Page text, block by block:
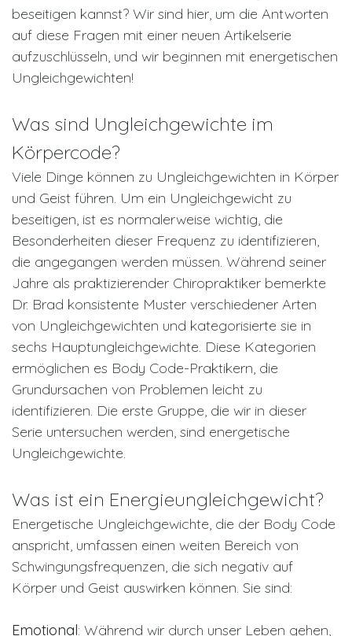
beseitigen kannst? Wir sind hier, um die Antworten
auf diese Fragen mit einer neuen Artikelserie
aufzuschlüsseln, und wir beginnen mit energetischen
Ungleichgewichten!
Was sind Ungleichgewichte im
Körpercode?
Viele Dinge können zu Ungleichgewichten in Körper
und Geist führen. Um ein Ungleichgewicht zu
beseitigen, ist es normalerweise wichtig, die
Besonderheiten dieser Frequenz zu identifizieren,
die angegangen werden müssen. Während seiner
Jahre als praktizierender Chiropraktiker bemerkte
Dr. Brad konsistente Muster verschiedener Arten
von Ungleichgewichten und kategorisierte sie in
sechs Hauptungleichgewichte. Diese Kategorien
ermöglichen es Body Code-Praktikern, die
Grundursachen von Problemen leicht zu
identifizieren. Die erste Gruppe, die wir in dieser
Serie untersuchen werden, sind energetische
Ungleichgewichte.
Was ist ein Energieungleichgewicht?
Energetische Ungleichgewichte, die der Body Code
anspricht, umfassen einen weiten Bereich von
Schwingungsfrequenzen, die sich negativ auf
Körper und Geist auswirken können. Sie sind:
Emotional: Während wir durch unser Leben gehen,